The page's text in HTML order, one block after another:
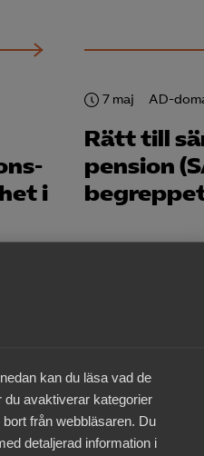
kan du läsa vad de
du avaktiverar kategorier
från webbläsaren. Du
detaljerad information i
i
7 maj AD-
Rätt till
pension
AD-
vid